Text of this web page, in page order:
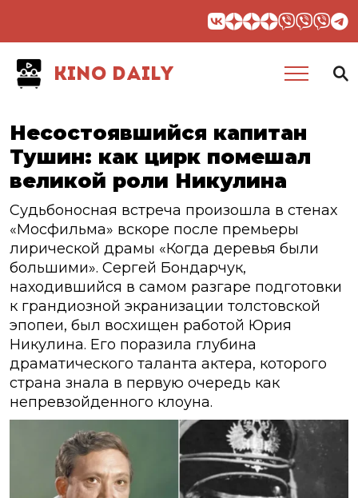
KINO DAILY
Несостоявшийся капитан
Тушин: как цирк помешал
великой роли Никулина
Судьбоносная встреча произошла в стенах
«Мосфильма» вскоре после премьеры
лирической драмы «Когда деревья были
большими». Сергей Бондарчук,
находившийся в самом разгаре подготовки
к грандиозной экранизации толстовской
эпопеи, был восхищен работой Юрия
Никулина. Его поразила глубина
драматического таланта актера, которого
страна знала в первую очередь как
непревзойденного клоуна.